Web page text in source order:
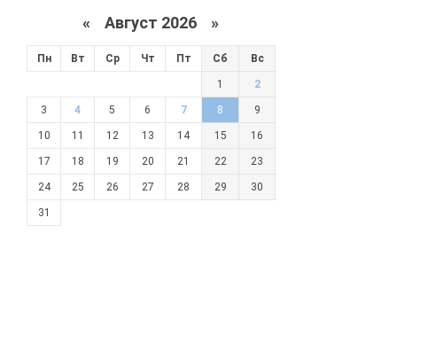
« Август 2026 »
Пн Вт Ср Чт Пт Сб Вс
1 2
3 4 5 6 7 8 9
10 11 12 13 14 15 16
17 18 19 20 21 22 23
24 25 26 27 28 29 30
31